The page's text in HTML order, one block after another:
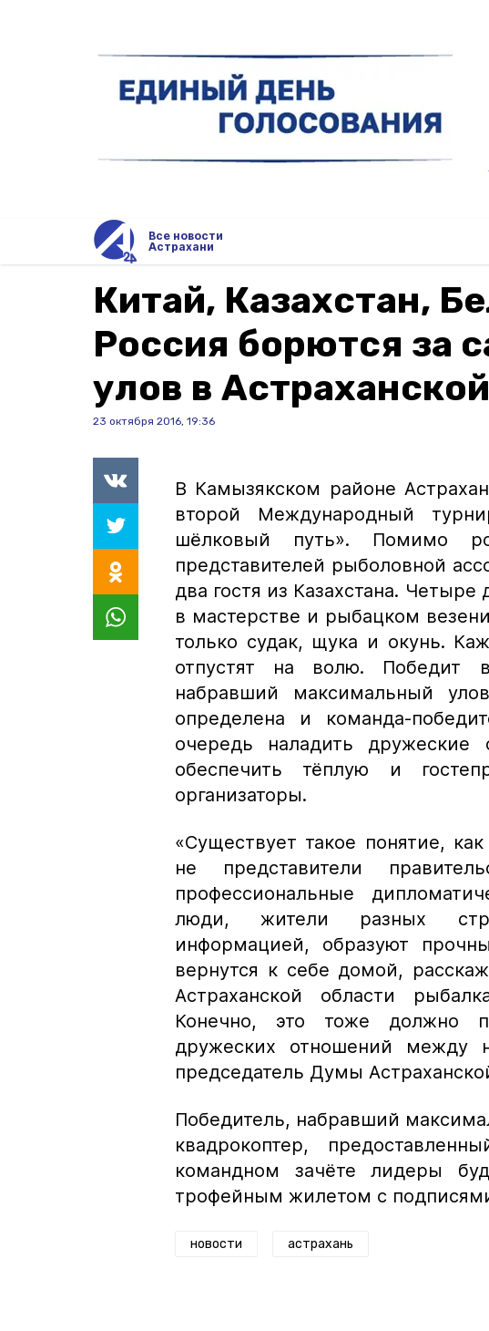
Все новости
Астрахани
Китай, Казахстан,
Россия борются за
улов в
23 октября 2016, 19:36
В Камызякском районе
второй Международный
шёлковый путь». Помимо
представителей рыболовной
два гостя из Казахстана.
в мастерстве и рыбацком
только судак, щука и окунь.
отпустят на волю. Победит
набравший максимальный
определена и команда-
очередь наладить дружеские
обеспечить тёплую и
организаторы.
«Существует такое понятие,
не представители
профессиональные
люди, жители разных
информацией, образуют
вернутся к себе домой,
Астраханской области
Конечно, это тоже должно
дружеских отношений между
председатель Думы
Победитель, набравший
квадрокоптер,
командном зачёте лидеры
трофейным жилетом с
новости астрахань